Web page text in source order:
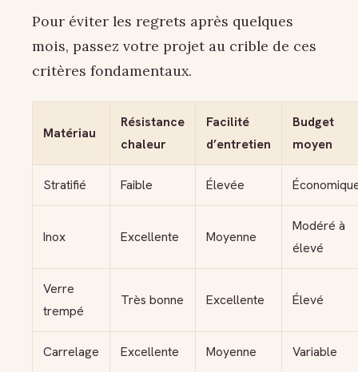
Pour éviter les regrets après quelques
mois, passez votre projet au crible de ces
critères fondamentaux.
Matériau
Résistance
chaleur
Facilité
d’entretien
Budget
moyen
Stratifié Faible Élevée
Inox Excellente Moyenne
Modéré à
élevé
Verre
trempé
Très bonne Excellente Élevé
Carrelage Excellente Moyenne Variable